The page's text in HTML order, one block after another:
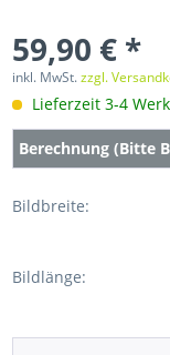
59,90 € *
inkl. MwSt.zzgl.
Lieferzeit 3-4
Berechnung (Bitte
Bildbreite:
Bildlänge: